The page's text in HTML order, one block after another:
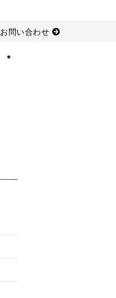
お問い合わせ